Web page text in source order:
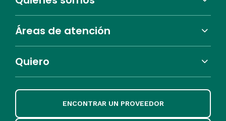
Áreas de atención
Quiero
ENCONTRAR UN PROVEEDOR